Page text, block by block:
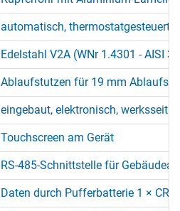
automatisch, thermostatgesteuert
Edelstahl V2A (WNr 1.4301 - AISI
Ablaufstutzen für 19 mm
eingebaut, elektronisch,
Touchscreen am Gerät
RS-485-Schnittstelle für
Daten durch Pufferbatterie 1 × CR